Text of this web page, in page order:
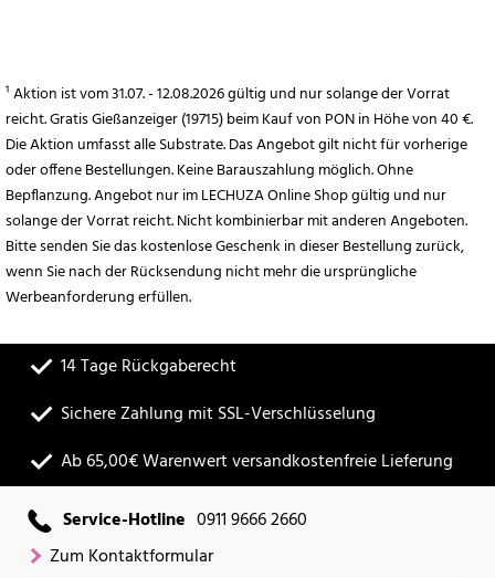
¹ Aktion ist vom 31.07. - 12.08.2026 gültig und nur solange der Vorrat
reicht. Gratis Gießanzeiger (19715) beim Kauf von PON in Höhe von 40 €.
Die Aktion umfasst alle Substrate. Das Angebot gilt nicht für vorherige
oder offene Bestellungen. Keine Barauszahlung möglich. Ohne
Bepflanzung. Angebot nur im LECHUZA Online Shop gültig und nur
solange der Vorrat reicht. Nicht kombinierbar mit anderen Angeboten.
Bitte senden Sie das kostenlose Geschenk in dieser Bestellung zurück,
wenn Sie nach der Rücksendung nicht mehr die ursprüngliche
Werbeanforderung erfüllen.
14 Tage Rückgaberecht
Sichere Zahlung mit SSL-Verschlüsselung
Ab 65,00€ Warenwert versandkostenfreie Lieferung
Service-Hotline 0911 9666 2660
Zum Kontaktformular